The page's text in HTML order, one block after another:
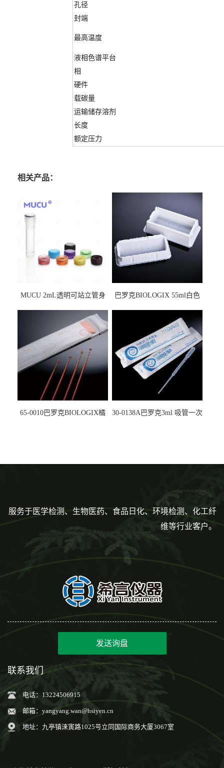
孔径
封端
最高温度
液相色谱平台
相
硬件
载碳量
运输储存溶剂
长度
额定压力
相关产品：
MUCU 2mL透明可站立管身
巴罗克BIOLOGIX 55ml白色
马射线灭菌25-0051
65-0010巴罗克BIOLOGIX橘
30-0138A巴罗克3ml 吸管一次
服务于医学检测、生物医药、食品日化、环境检测、化工纤
维等行业客户。
发送询盘
联系我们
电话：13224506915
邮箱： yangyang.wan@hsiyen.cn
地址：九亭镇涞寅路1025号立同国际商务大厦3067室